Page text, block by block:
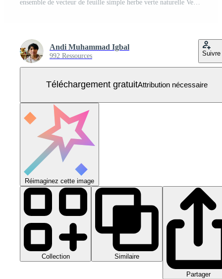
Andi Muhammad Igbal
992 Ressources Suivre
Téléchargement gratuitAttribution nécessaire
Réimaginez cette image
Collection Similaire
Partager